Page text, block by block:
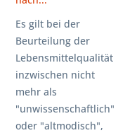
Es gilt bei der
Beurteilung der
Lebensmittelqualität
inzwischen nicht
mehr als
"unwissenschaftlich"
oder "altmodisch",